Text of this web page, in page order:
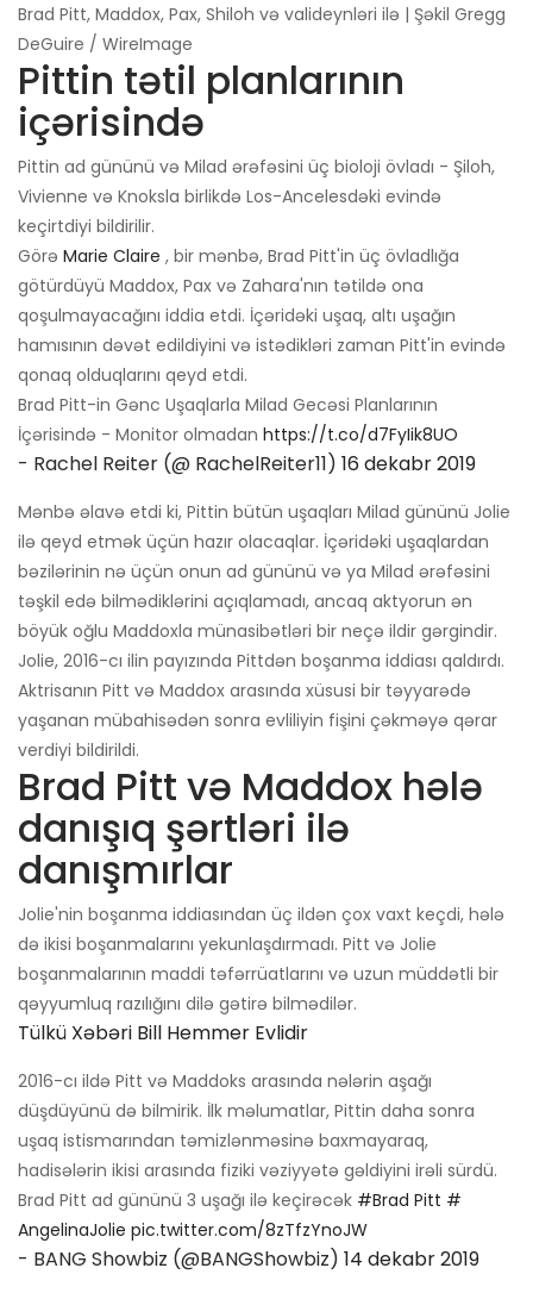
Brad Pitt, Maddox, Pax, Shiloh və valideynləri ilə | Şəkil Gregg
DeGuire / WireImage
Pittin tətil planlarının
içərisində
Pittin ad gününü və Milad ərəfəsini üç bioloji övladı - Şiloh,
Vivienne və Knoksla birlikdə Los-Ancelesdəki evində
keçirtdiyi bildirilir.
Görə Marie Claire , bir mənbə, Brad Pitt'in üç övladlığa
götürdüyü Maddox, Pax və Zahara'nın tətildə ona
qoşulmayacağını iddia etdi. İçəridəki uşaq, altı uşağın
hamısının dəvət edildiyini və istədikləri zaman Pitt'in evində
qonaq olduqlarını qeyd etdi.
Brad Pitt-in Gənc Uşaqlarla Milad Gecəsi Planlarının
İçərisində - Monitor olmadan https://t.co/d7FyIik8UO
- Rachel Reiter (@ RachelReiter11) 16 dekabr 2019
Mənbə əlavə etdi ki, Pittin bütün uşaqları Milad gününü Jolie
ilə qeyd etmək üçün hazır olacaqlar. İçəridəki uşaqlardan
bəzilərinin nə üçün onun ad gününü və ya Milad ərəfəsini
təşkil edə bilmədiklərini açıqlamadı, ancaq aktyorun ən
böyük oğlu Maddoxla münasibətləri bir neçə ildir gərgindir.
Jolie, 2016-cı ilin payızında Pittdən boşanma iddiası qaldırdı.
Aktrisanın Pitt və Maddox arasında xüsusi bir təyyarədə
yaşanan mübahisədən sonra evliliyin fişini çəkməyə qərar
verdiyi bildirildi.
Brad Pitt və Maddox hələ
danışıq şərtləri ilə
danışmırlar
Jolie'nin boşanma iddiasından üç ildən çox vaxt keçdi, hələ
də ikisi boşanmalarını yekunlaşdırmadı. Pitt və Jolie
boşanmalarının maddi təfərrüatlarını və uzun müddətli bir
qəyyumluq razılığını dilə gətirə bilmədilər.
Tülkü Xəbəri Bill Hemmer Evlidir
2016-cı ildə Pitt və Maddoks arasında nələrin aşağı
düşdüyünü də bilmirik. İlk məlumatlar, Pittin daha sonra
uşaq istismarından təmizlənməsinə baxmayaraq,
hadisələrin ikisi arasında fiziki vəziyyətə gəldiyini irəli sürdü.
Brad Pitt ad gününü 3 uşağı ilə keçirəcək #Brad Pitt #
AngelinaJolie pic.twitter.com/8zTfzYnoJW
- BANG Showbiz (@BANGShowbiz) 14 dekabr 2019